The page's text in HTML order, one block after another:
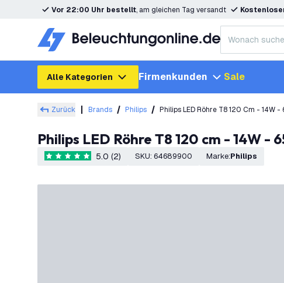
Vor 22:00 Uhr bestellt, am gleichen Tag versandt
Alle Kategorien Firmenkunden Sale
Zurück Brands Philips Philips LED Röhre T8 120 Cm - 14W
Philips LED Röhre T8 120 cm - 14W
5 Bewertungssterne
5.0 (2) SKU: 64689900 Marke: Philips